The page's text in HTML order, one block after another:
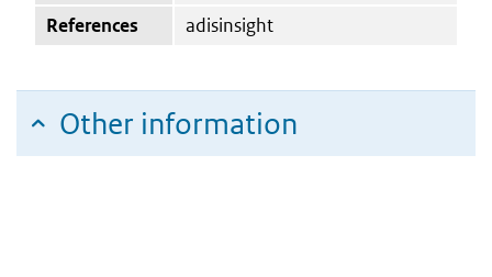
References adisinsight
Other information